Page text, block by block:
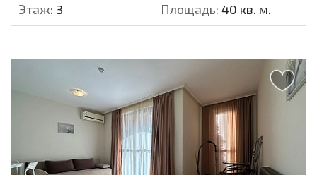
Этаж: 3 Площадь: 40 кв. м.